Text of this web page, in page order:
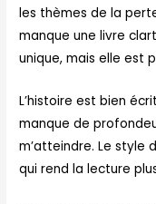
les thèmes de la
manque une livre
unique, mais elle est
L’histoire est bien
manque de
m’atteindre. Le style
qui rend la lecture